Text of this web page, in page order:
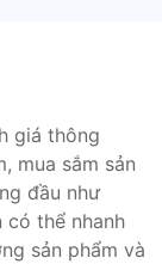
giá thông
mua sắm sản
đầu như
có thể nhanh
sản phẩm và